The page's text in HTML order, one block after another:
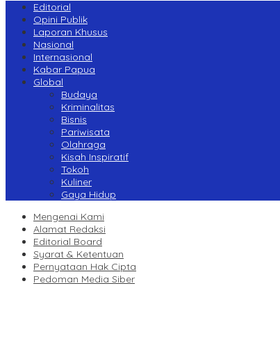
Editorial
Opini Publik
Laporan Khusus
Nasional
Internasional
Kabar Papua
Global
Budaya
Kriminalitas
Bisnis
Pariwisata
Olahraga
Kisah Inspiratif
Tokoh
Kuliner
Gaya Hidup
Mengenai Kami
Alamat Redaksi
Editorial Board
Syarat & Ketentuan
Pernyataan Hak Cipta
Pedoman Media Siber